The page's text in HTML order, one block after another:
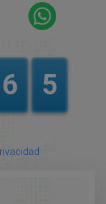
6 5